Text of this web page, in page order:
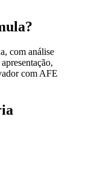
com análise
com AFE